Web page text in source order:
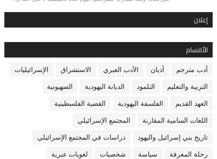
إعلان
الأقسام
أدب مترجم أديان الأدب العبري الاستشراق الإسرائيليات
التربية والتعليم التلمود الديانة اليهودية الصهيونية
العهد القديم الفلسفة اليهودية القضية الفلسطينية
اللغات السامية المقارنة المجتمع الإسرائيلي
تاريخ بني إسرائيل واليهود دراسات في المجتمع الإسرائيلي
رحلة المعرفة سياسة شخصيات لغويات عبرية